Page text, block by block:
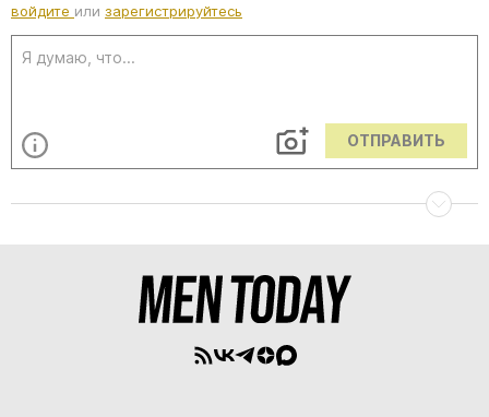
войдите или зарегистрируйтесь
ОТПРАВИТЬ